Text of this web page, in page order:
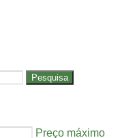
Pesquisa
Preço máximo